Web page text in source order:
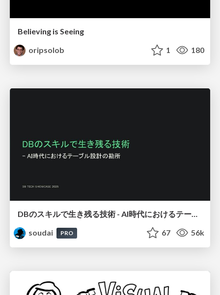
Believing is Seeing
oripsolob
1 180
DBのスキルで生き残る技術 - AI時代におけるテーブル設計の勘所
soudai
PRO 67 56k